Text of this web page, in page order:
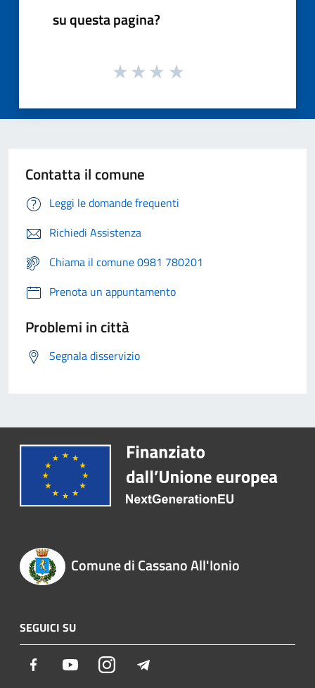
su questa pagina?
Contatta il comune
Leggi le domande frequenti
Richiedi Assistenza
Chiama il comune 0981 780201
Prenota un appuntamento
Problemi in città
Segnala disservizio
Comune di Cassano All'Ionio
SEGUICI SU
Facebook YoutubeInstagram